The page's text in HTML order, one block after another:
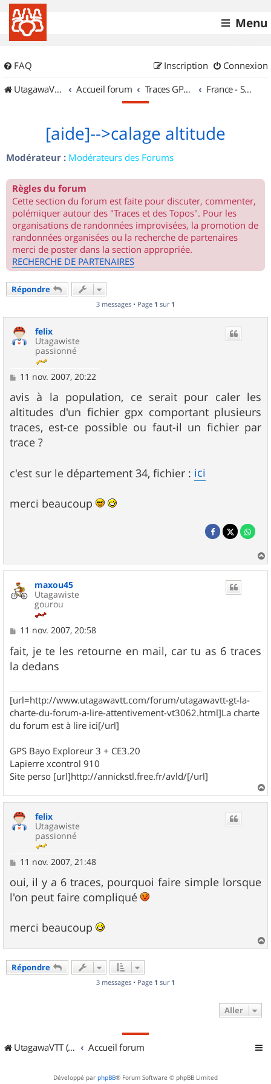
Menu
FAQ Connexion
Inscription
UtagawaVTT (Randos VTT et VTTAE avec traces GPS)
Accueil forum Traces GPS de randos VTT France - Sud Ouest
[aide]-->calage altitude
Modérateur : Modérateurs des Forums
Règles du forum
Cette section du forum est faite pour discuter, commenter,
polémiquer autour des "Traces et des Topos". Pour les
organisations de randonnées improvisées, la promotion de
randonnées organisées ou la recherche de partenaires
merci de poster dans la section appropriée.
RECHERCHE DE PARTENAIRES
Répondre
3 messages • Page 1 sur 1
felix
Utagawiste
passionné
M
s
s
a
g
e
11 nov. 2007, 20:22
avis à la population, ce serait pour caler les
altitudes d'un fichier gpx comportant plusieurs
traces, est-ce possible ou faut-il un fichier par
trace ?
c'est sur le département 34, fichier : ici
merci beaucoup
a
maxou45
Utagawiste
gourou
M
s
s
a
11 nov. 2007, 20:58
fait, je te les retourne en mail, car tu as 6 traces
la dedans
[url=http://www.utagawavtt.com/forum/utagawavtt-gt-la-
charte-du-forum-a-lire-attentivement-vt3062.html]La charte
du forum est à lire ici[/url]
GPS Bayo Exploreur 3 + CE3.20
Lapierre xcontrol 910
Site perso [url]http://annickstl.free.fr/avld/[/url]
a
felix
Utagawiste
passionné
M
s
s
a
11 nov. 2007, 21:48
oui, il y a 6 traces, pourquoi faire simple lorsque
l'on peut faire compliqué
merci beaucoup
a
Répondre
3 messages • Page 1 sur 1
Aller
UtagawaVTT (Randos VTT et VTTAE avec traces GPS) Accueil forum
Développé par phpBB® Forum Software © phpBB Limited